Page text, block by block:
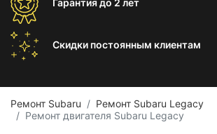
Гарантиядо 2 лет
Скидки постоянным клиентам
Ремонт Subaru
Ремонт Subaru Legacy
Ремонт двигателя Subaru Legacy